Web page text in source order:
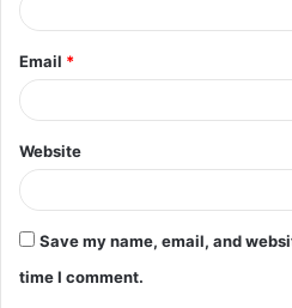
Email *
Website
Save my name, email, and
time I comment.